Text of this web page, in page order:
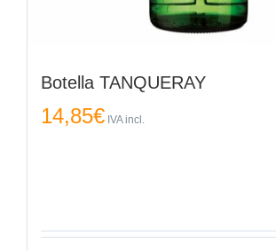
Botella TANQUERAY
14,85€ IVA incl.